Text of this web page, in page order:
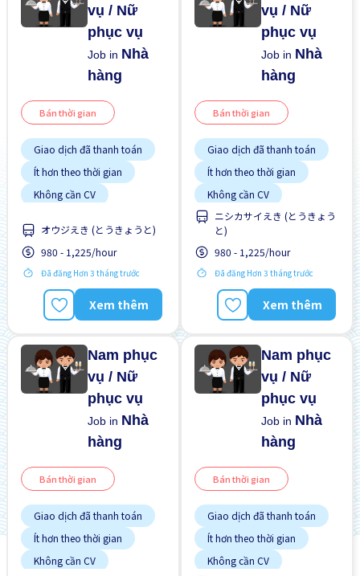
vụ / Nữ
phục vụ
Job in Nhà
hàng
Bán thời gian
Giao dịch đã thanh toán
Ít hơn theo thời gian
Không cần CV
Nâng cao
オウジえき (とうきょうと)
980 - 1,225/hour
Đã đăng Hơn 3 tháng trước
Xem thêm
vụ / Nữ
phục vụ
Job in Nhà
hàng
Bán thời gian
Giao dịch đã thanh toán
Ít hơn theo thời gian
Không cần CV
Không cần kinh nghiệm
Nâng cao
ニシカサイえき (とうきょう
と)
980 - 1,225/hour
Đã đăng Hơn 3 tháng trước
Xem thêm
Nam phục
vụ / Nữ
phục vụ
Job in Nhà
hàng
Bán thời gian
Giao dịch đã thanh toán
Ít hơn theo thời gian
Không cần CV
Nam phục
vụ / Nữ
phục vụ
Job in Nhà
hàng
Bán thời gian
Giao dịch đã thanh toán
Ít hơn theo thời gian
Không cần CV